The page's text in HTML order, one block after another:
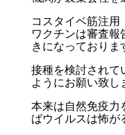
コスタイベ筋注
ワクチンは審査報
きになっており
接種を検討され
ようにお願い致し
本来は自然免疫力
ばウイルスは怖